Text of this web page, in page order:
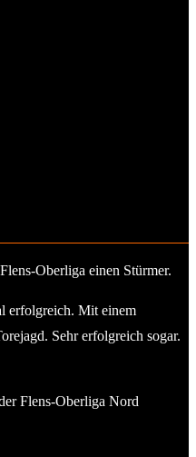
Oberliga einen Stürmer.
erfolgreich. Mit einem
Sehr erfolgreich sogar.
Flens-Oberliga Nord